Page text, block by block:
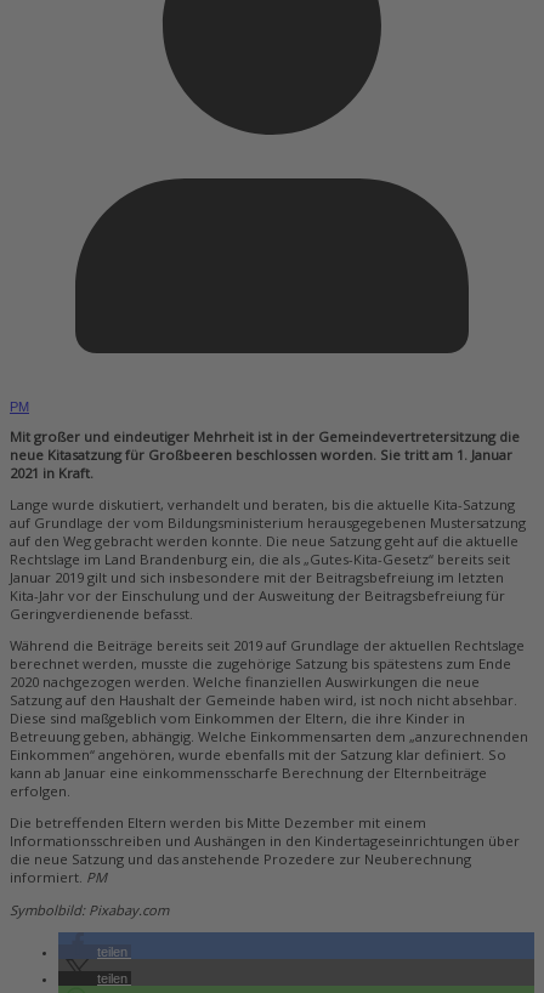
PM
Mit großer und eindeutiger Mehrheit ist in der Gemeindevertretersitzung die
neue Kitasatzung für Großbeeren beschlossen worden. Sie tritt am 1. Januar
2021 in Kraft.
Lange wurde diskutiert, verhandelt und beraten, bis die aktuelle Kita-Satzung
auf Grundlage der vom Bildungsministerium herausgegebenen Mustersatzung
auf den Weg gebracht werden konnte. Die neue Satzung geht auf die aktuelle
Rechtslage im Land Brandenburg ein, die als „Gutes-Kita-Gesetz“ bereits seit
Januar 2019 gilt und sich insbesondere mit der Beitragsbefreiung im letzten
Kita-Jahr vor der Einschulung und der Ausweitung der Beitragsbefreiung für
Geringverdienende befasst.
Während die Beiträge bereits seit 2019 auf Grundlage der aktuellen Rechtslage
berechnet werden, musste die zugehörige Satzung bis spätestens zum Ende
2020 nachgezogen werden. Welche finanziellen Auswirkungen die neue
Satzung auf den Haushalt der Gemeinde haben wird, ist noch nicht absehbar.
Diese sind maßgeblich vom Einkommen der Eltern, die ihre Kinder in
Betreuung geben, abhängig. Welche Einkommensarten dem „anzurechnenden
Einkommen“ angehören, wurde ebenfalls mit der Satzung klar definiert. So
kann ab Januar eine einkommensscharfe Berechnung der Elternbeiträge
erfolgen.
Die betreffenden Eltern werden bis Mitte Dezember mit einem
Informationsschreiben und Aushängen in den Kindertageseinrichtungen über
die neue Satzung und das anstehende Prozedere zur Neuberechnung
informiert. PM
Symbolbild: Pixabay.com
teilen
teilen